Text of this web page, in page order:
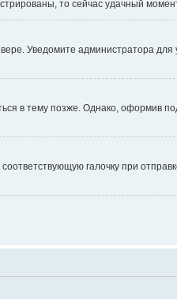
то сейчас удачный
Уведомите администратора для
в тему позже. Однако, оформив
галочку при